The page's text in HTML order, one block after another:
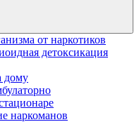
от наркотиков
детоксикация
дому
наркоманов